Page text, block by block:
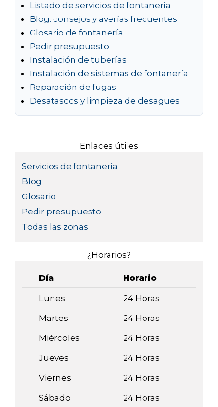
Listado de servicios de fontanería
Blog: consejos y averías frecuentes
Glosario de fontanería
Pedir presupuesto
Instalación de tuberías
Instalación de sistemas de fontanería
Reparación de fugas
Desatascos y limpieza de desagües
Enlaces útiles
Servicios de fontanería
Blog
Glosario
Pedir presupuesto
Todas las zonas
¿Horarios?
Día Horario
Lunes 24 Horas
Martes 24 Horas
Miércoles 24 Horas
Jueves 24 Horas
Viernes 24 Horas
Sábado 24 Horas